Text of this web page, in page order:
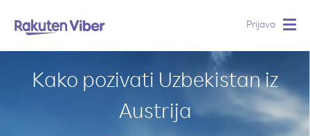
Prijava
Kako pozivati Uzbekistan iz
Austrija